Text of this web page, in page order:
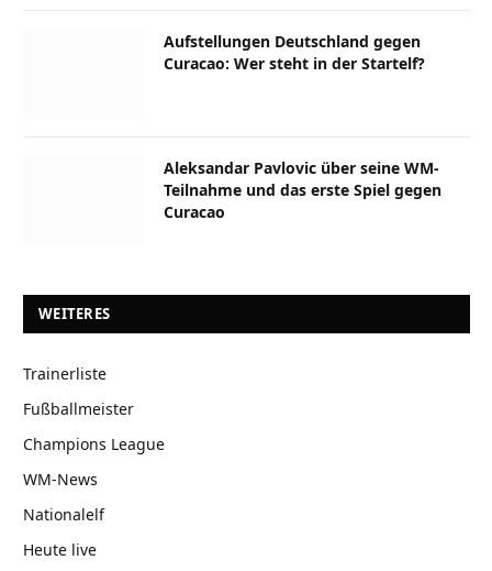
Aufstellungen Deutschland gegen
Curacao: Wer steht in der Startelf?
Aleksandar Pavlovic über seine WM-
Teilnahme und das erste Spiel gegen
Curacao
WEITERES
Trainerliste
Fußballmeister
Champions League
WM-News
Nationalelf
Heute live